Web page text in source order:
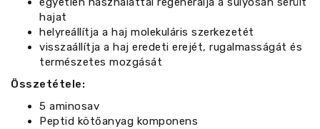
hajat
helyreállítja a haj molekuláris szerkezetét
visszaállítja a haj eredeti erejét, rugalmasságát és
természetes mozgását
Összetétele:
5 aminosav
Peptid kötőanyag komponens